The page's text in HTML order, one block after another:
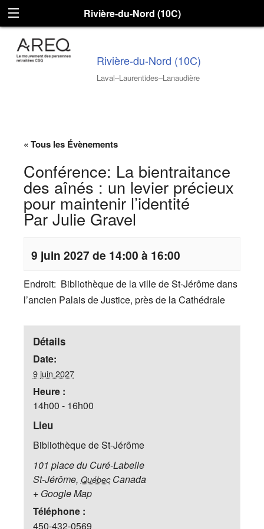
Rivière-du-Nord (10C)
Rivière-du-Nord (10C)
Laval–Laurentides–Lanaudière
« Tous les Évènements
Conférence: La bientraitance
des aînés : un levier précieux
pour maintenir l’identité
Par Julie Gravel
9 juin 2027 de 14:00 à 16:00
Endroit: Bibliothèque de la ville de St-Jérôme dans
l’ancien Palais de Justice, près de la Cathédrale
Détails
Date:
9 juin 2027
Heure :
14h00 - 16h00
Lieu
Bibliothèque de St-Jérôme
101 place du Curé-Labelle
St-Jérôme, Québec Canada
+ Google Map
Téléphone :
450-432-0569